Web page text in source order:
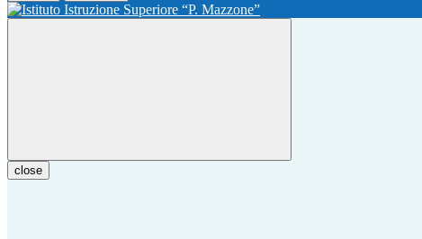
close